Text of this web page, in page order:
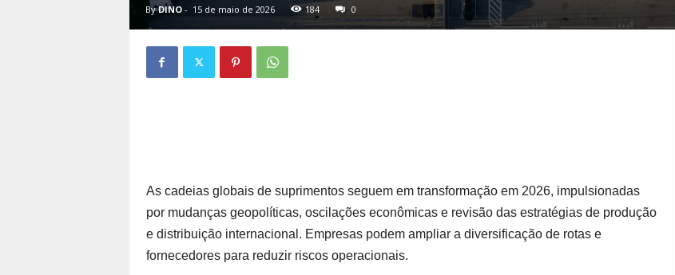
By DINO- 15 de maio de 2026 184 0
As cadeias globais de suprimentos seguem em transformação em 2026, impulsionadas
por mudanças geopolíticas, oscilações econômicas e revisão das estratégias de produção
e distribuição internacional. Empresas podem ampliar a diversificação de rotas e
fornecedores para reduzir riscos operacionais.